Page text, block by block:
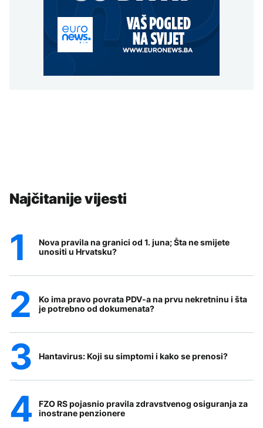
Najčitanije vijesti
Nova pravila na granici od 1. juna; Šta ne smijete
unositi u Hrvatsku?
Ko ima pravo povrata PDV-a na prvu nekretninu i šta
je potrebno od dokumenata?
Hantavirus: Koji su simptomi i kako se prenosi?
FZO RS pojasnio pravila zdravstvenog osiguranja za
inostrane penzionere